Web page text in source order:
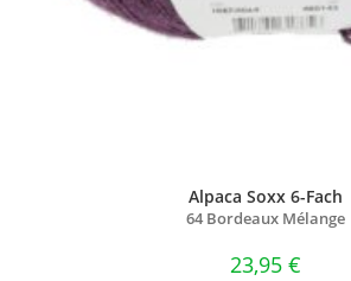
Alpaca Soxx 6-Fach
64 Bordeaux Mélange
23,95 €